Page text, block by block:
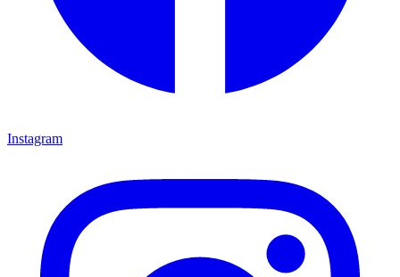
Instagram